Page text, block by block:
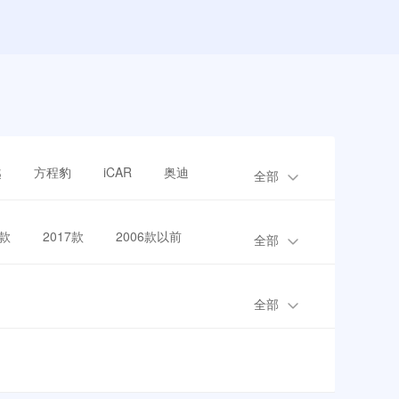
方程豹 iCAR 奥迪 全部
2017款 2006款以前 全部
全部